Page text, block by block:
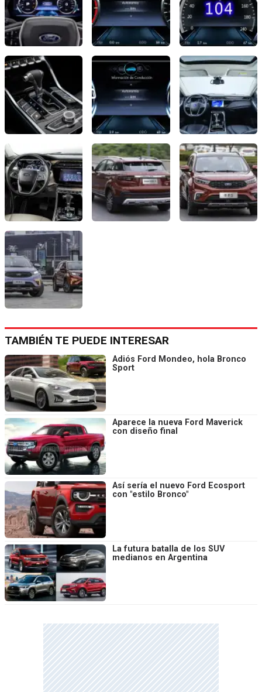
TAMBIÉN TE PUEDE INTERESAR
Adiós Ford Mondeo, hola Bronco
Sport
Aparece la nueva Ford Maverick
con diseño final
Así sería el nuevo Ford Ecosport
con "estilo Bronco"
La futura batalla de los SUV
medianos en Argentina